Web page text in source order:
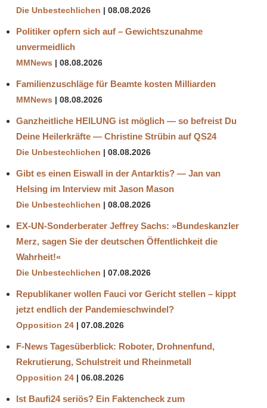
Die Unbestechlichen 08.08.2026
Politiker opfern sich auf – Gewichtszunahme
unvermeidlich
MMNews 08.08.2026
Familienzuschläge für Beamte kosten Milliarden
MMNews 08.08.2026
Ganzheitliche HEILUNG ist möglich — so befreist Du
Deine Heilerkräfte — Christine Strübin auf QS24
Die Unbestechlichen 08.08.2026
Gibt es einen Eiswall in der Antarktis? — Jan van
Helsing im Interview mit Jason Mason
Die Unbestechlichen 08.08.2026
EX-UN-Sonderberater Jeffrey Sachs: »Bundeskanzler
Merz, sagen Sie der deutschen Öffentlichkeit die
Wahrheit!«
Die Unbestechlichen 07.08.2026
Republikaner wollen Fauci vor Gericht stellen – kippt
jetzt endlich der Pandemieschwindel?
Opposition 24 07.08.2026
F-News Tagesüberblick: Roboter, Drohnenfund,
Rekrutierung, Schulstreit und Rheinmetall
Opposition 24 06.08.2026
Ist Baufi24 seriös? Ein Faktencheck zum